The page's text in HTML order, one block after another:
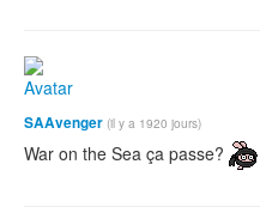
SAAvenger (il y a 1920 jours)
War on the Sea ça passe?